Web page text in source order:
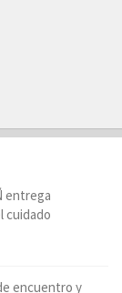
entrega
cuidado
encuentro y